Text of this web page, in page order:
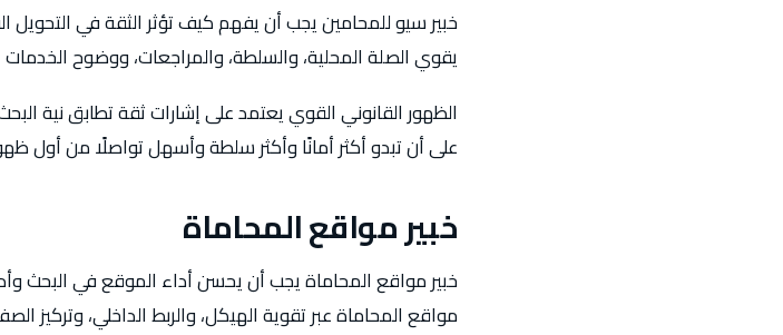
خبير سيو للمحامين يجب أن يفهم كيف تؤثر الثقة في
يقوي الصلة المحلية، والسلطة، والمراجعات، ووضوح الخدمات
الظهور القانوني القوي يعتمد على إشارات ثقة تطابق نية
على أن تبدو أكثر أمانًا وأكثر سلطة وأسهل تواصلًا من أول
خبير مواقع المحاماة
خبير مواقع المحاماة يجب أن يحسن أداء الموقع في البحث
مواقع المحاماة عبر تقوية الهيكل، والربط الداخلي، وتركيز